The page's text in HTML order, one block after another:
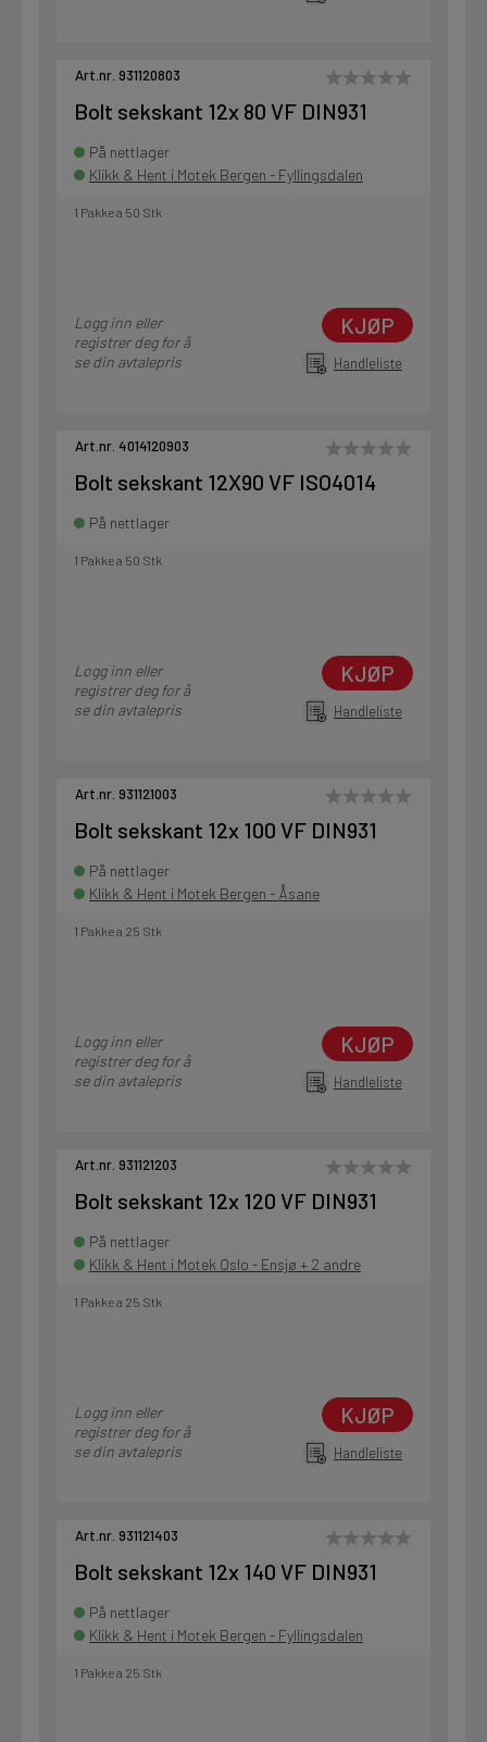
Art.nr. 931120803
Bolt sekskant 12x 80 VF DIN931
På nettlager
Klikk & Hent i Motek Bergen - Fyllingsdalen
1 Pakke a 50 Stk
Logg inn eller
registrer deg for å
se din avtalepris
KJØP
Handleliste
Art.nr. 4014120903
Bolt sekskant 12X90 VF ISO4014
På nettlager
1 Pakke a 50 Stk
Logg inn eller
registrer deg for å
se din avtalepris
KJØP
Handleliste
Art.nr. 931121003
Bolt sekskant 12x 100 VF DIN931
På nettlager
Klikk & Hent i Motek Bergen - Åsane
1 Pakke a 25 Stk
Logg inn eller
registrer deg for å
se din avtalepris
KJØP
Handleliste
Art.nr. 931121203
Bolt sekskant 12x 120 VF DIN931
På nettlager
Klikk & Hent i Motek Oslo - Ensjø + 2 andre
1 Pakke a 25 Stk
Logg inn eller
registrer deg for å
se din avtalepris
KJØP
Handleliste
Art.nr. 931121403
Bolt sekskant 12x 140 VF DIN931
På nettlager
Klikk & Hent i Motek Bergen - Fyllingsdalen
1 Pakke a 25 Stk